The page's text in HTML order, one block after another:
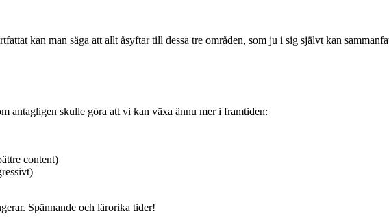
kan man säga att allt åsyftar till dessa tre områden, som ju i sig självt kan
antagligen skulle göra att vi kan växa ännu mer i framtiden:
content)
Spännande och lärorika tider!